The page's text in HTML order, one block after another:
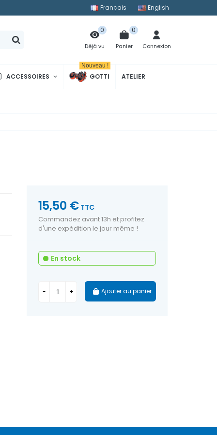
Français English
Déjà vu
0
Panier
0
Connexion
ACCESSOIRES GOTTI
Nouveau !
ATELIER
15,50 € TTC
Commandez avant 13h et profitez
d'une expédition le jour même !
En stock
- + Ajouter au panier